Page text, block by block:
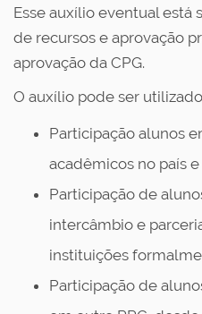
Esse auxílio eventual
de recursos e aprovação
aprovação da CPG.
O auxílio pode ser
Participação alunos
acadêmicos no país
Participação de
intercâmbio e
instituições
Participação de